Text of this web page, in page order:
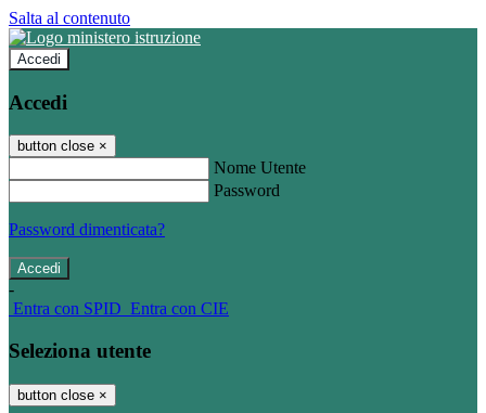
Salta al contenuto
Accedi
Accedi
button close ×
Nome Utente
Password
Password dimenticata?
-
Entra con SPID Entra con CIE
Seleziona utente
button close ×